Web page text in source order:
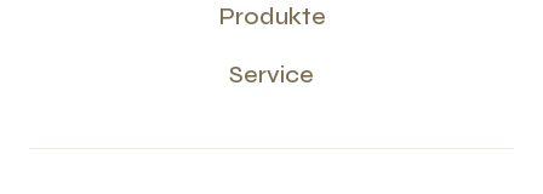
Produkte
Service